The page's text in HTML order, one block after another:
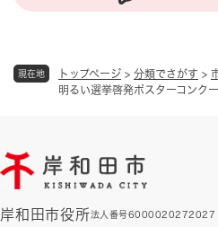
現在地 トップページ > 分類でさがす >
明るい選挙啓発ポスターコンク
岸和田市役所法人番号6000020272027